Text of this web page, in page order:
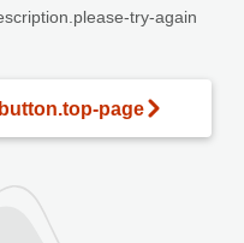
try-again
page